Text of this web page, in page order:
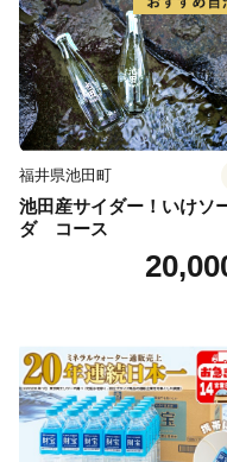
福井県池田町
池田産サイダー！いけソ
ダ コース